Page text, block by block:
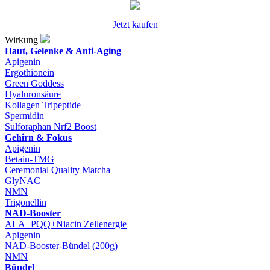
Jetzt kaufen
Wirkung
Haut, Gelenke & Anti-Aging
Apigenin
Ergothionein
Green Goddess
Hyaluronsäure
Kollagen Tripeptide
Spermidin
Sulforaphan Nrf2 Boost
Gehirn & Fokus
Apigenin
Betain-TMG
Ceremonial Quality Matcha
GlyNAC
NMN
Trigonellin
NAD-Booster
ALA+PQQ+Niacin Zellenergie
Apigenin
NAD-Booster-Bündel (200g)
NMN
Bündel